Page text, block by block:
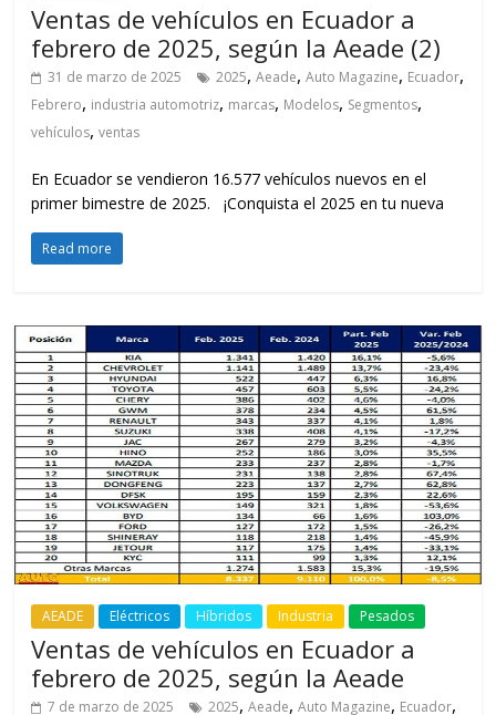
Ventas de vehículos en Ecuador a
febrero de 2025, según la Aeade (2)
31 de marzo de 2025 2025,Aeade,Auto Magazine, Ecuador,
Febrero, industria automotriz, marcas, Modelos, Segmentos,
vehículos,ventas
En Ecuador se vendieron 16.577 vehículos nuevos en el
primer bimestre de 2025. ¡Conquista el 2025 en tu nueva
Read more
AEADE Eléctricos Híbridos Industria Pesados
Ventas de vehículos en Ecuador a
febrero de 2025, según la Aeade
7 de marzo de 2025 2025,Aeade,Auto Magazine, Ecuador,